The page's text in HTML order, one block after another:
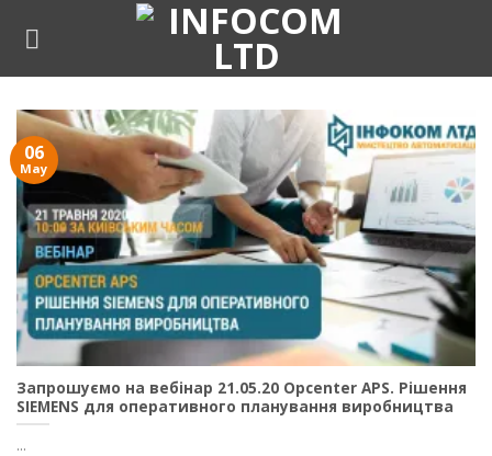
Запрошуємо на вебінар 21.05.20 Opcenter APS. Рішення
SIEMENS для оперативного планування виробництва
...
06
May